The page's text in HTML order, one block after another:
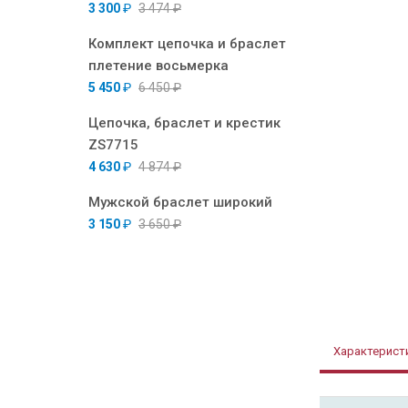
3 300₽ 3 474₽
Комплект цепочка и браслет
плетение восьмерка
5 450₽ 6 450₽
Цепочка, браслет и крестик
ZS7715
4 630₽ 4 874₽
Мужской браслет широкий
3 150₽ 3 650₽